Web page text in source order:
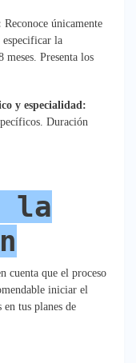
Reconoce únicamente
la
Presenta los
y especialidad:
Duración
la
cuenta que el proceso
iniciar el
tus planes de